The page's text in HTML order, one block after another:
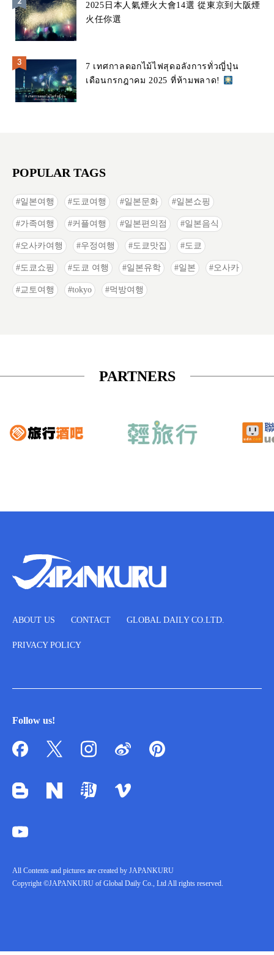
2025日本人氣煙火大會14選 從東京到大阪煙
火任你選
7 เทศกาลดอกไม้ไฟสุดอลังการทั่วญี่ปุ่น
เดือนกรกฎาคม 2025 ที่ห้ามพลาด!
POPULAR TAGS
일본여행 도쿄여행 일본문화 일본쇼핑
가족여행 커플여행 일본편의점 일본음식
오사카여행 우정여행 도쿄맛집 도쿄
도쿄쇼핑 도쿄 여행 일본유학 일본 오사카
교토여행 tokyo 먹방여행
PARTNERS
ABOUT US CONTACT GLOBAL DAILY CO.LTD.
PRIVACY POLICY
Follow us!
All Contents and pictures are created by JAPANKURU
Copyright ©JAPANKURU of Global Daily Co., Ltd All rights reserved.